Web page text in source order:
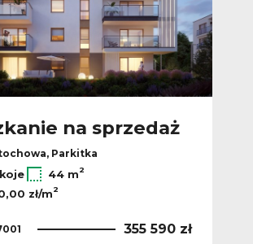
na sprzedaż
Parkitka
44 m2
zł/m2
355 590 zł